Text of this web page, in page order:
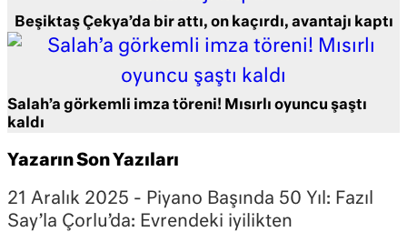
Beşiktaş Çekya’da bir attı, on kaçırdı, avantajı kaptı
Salah’a görkemli imza töreni! Mısırlı oyuncu şaştı
kaldı
Yazarın Son Yazıları
21 Aralık 2025 - Piyano Başında 50 Yıl: Fazıl
Say’la Çorlu’da: Evrendeki iyilikten